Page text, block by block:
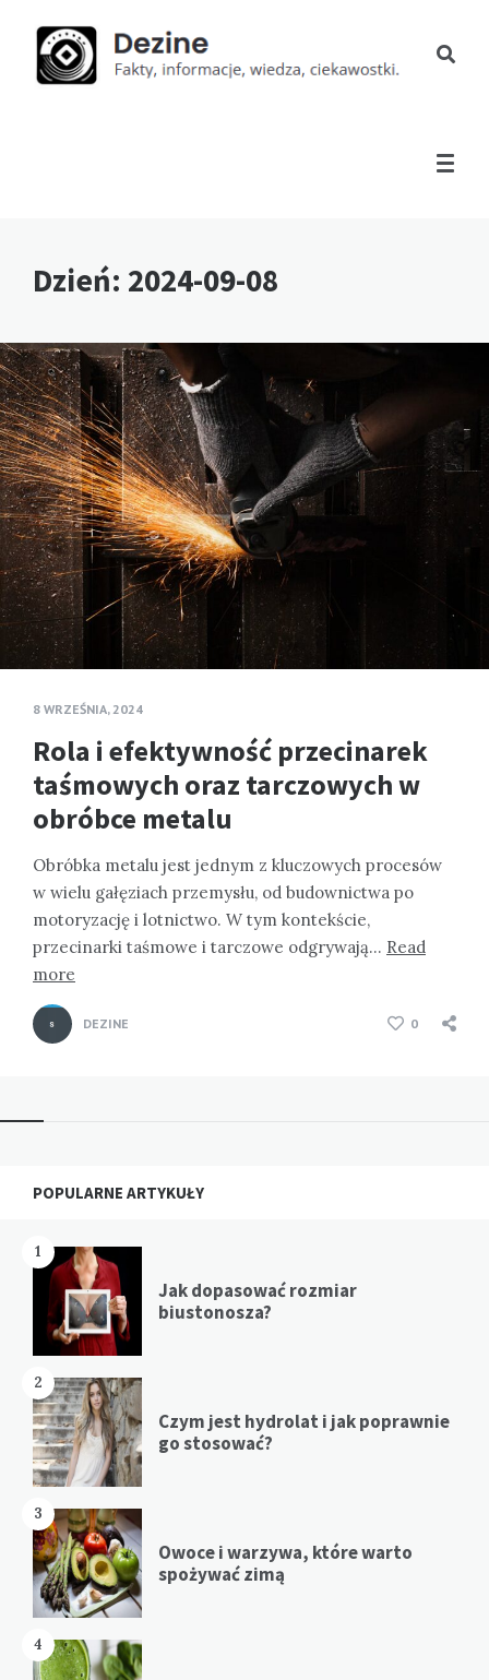
Dzień: 2024-09-08
8 WRZEŚNIA, 2024
Rola i efektywność przecinarek
taśmowych oraz tarczowych w
obróbce metalu
Obróbka metalu jest jednym z kluczowych procesów
w wielu gałęziach przemysłu, od budownictwa po
motoryzację i lotnictwo. W tym kontekście,
przecinarki taśmowe i tarczowe odgrywają… Read
more
DEZINE 0
Widgets
POPULARNE ARTYKUŁY
1
Jak dopasować rozmiar
biustonosza?
2
Czym jest hydrolat i jak poprawnie
go stosować?
3
Owoce i warzywa, które warto
spożywać zimą
4